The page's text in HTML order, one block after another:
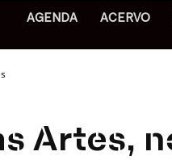
AGENDA ACERVO
Artes,